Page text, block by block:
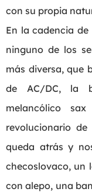
con su propia
En la cadencia de
ninguno de los
más diversa, que
de AC/DC, la
melancólico
revolucionario
queda atrás y
checoslovaco, un
con alepo, una